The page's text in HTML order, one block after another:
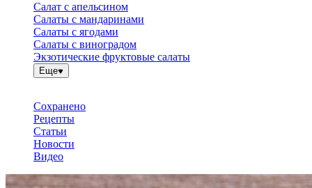
Салат с апельсином
Салаты с мандаринами
Салаты с ягодами
Салаты с виноградом
Экзотические фруктовые салаты
Еще
Сохранено
Рецепты
Статьи
Новости
Видео